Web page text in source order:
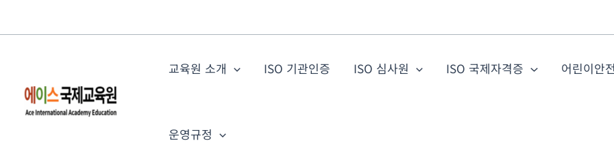
교육원 소개 ISO 기관인증 ISO 심사원 ISO 국제자격증 어린이안
운영규정